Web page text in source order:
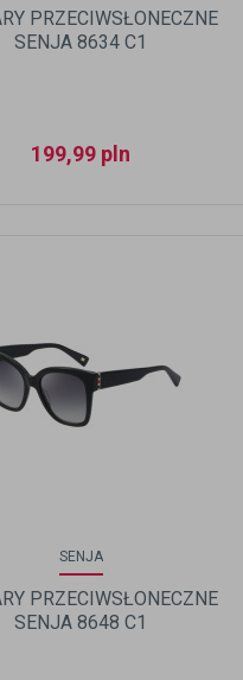
PRZECIWSŁONECZNE
SENJA 8634 C1
199,99 pln
SENJA
PRZECIWSŁONECZNE
SENJA 8648 C1